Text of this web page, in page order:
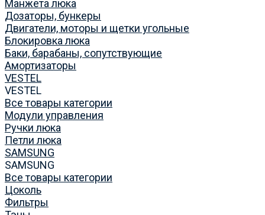
Манжета люка
Дозаторы, бункеры
Двигатели, моторы и щетки угольные
Блокировка люка
Баки, барабаны, сопутствующие
Амортизаторы
VESTEL
VESTEL
Все товары категории
Модули управления
Ручки люка
Петли люка
SAMSUNG
SAMSUNG
Все товары категории
Цоколь
Фильтры